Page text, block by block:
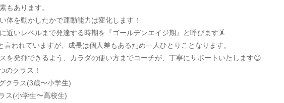
もあります。
体を動かしたかで運動能力は変化します！
近いレベルまで発達する時期を『ゴールデンエイジ期』と呼びます🤸
言われていますが、成長は個人差もあるため一人ひとりことなります。
を発揮できるよう、カラダの使い方までコーチが、丁寧にサポートいたします😊
のクラス！
クラス(3歳〜小学生)
ス(小学生〜高校生)